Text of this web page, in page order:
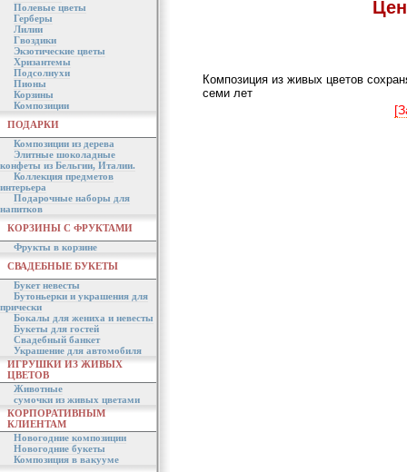
Полевые цветы
Герберы
Лилии
Гвоздики
Экзотические цветы
Хризантемы
Подсолнухи
Пионы
Корзины
Композиции
ПОДАРКИ
Композиции из дерева
Элитные шоколадные
конфеты из Бельгии, Италии.
Коллекция предметов
интерьера
Подарочные наборы для
напитков
КОРЗИНЫ С ФРУКТАМИ
Фрукты в корзине
СВАДЕБНЫЕ БУКЕТЫ
Букет невесты
Бутоньерки и украшения для
прически
Бокалы для жениха и невесты
Букеты для гостей
Свадебный банкет
Украшение для автомобиля
ИГРУШКИ ИЗ ЖИВЫХ
ЦВЕТОВ
Животные
сумочки из живых цветами
КОРПОРАТИВНЫМ
КЛИЕНТАМ
Новогодние композиции
Новогодние букеты
Композиция в вакууме
Композиция из живых цветов
семи лет